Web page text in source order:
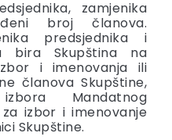
zamjenika
broj članova.
predsjednika i
bira Skupština na
i imenovanja ili
članova Skupštine,
Mandatnog
izbor i imenovanje
Skupštine.